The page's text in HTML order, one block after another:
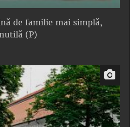
de familie mai simplă,
(P)